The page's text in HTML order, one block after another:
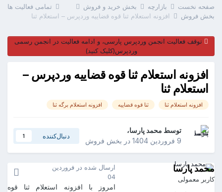
تمامی فعالیت ها صفحه نخست بازارچه
بخش خرید و فروش
بخش فروش
افزونه استعلام ثنا قوه قضاییه وردپرس – استعلام ثنا
توقف فعالیت انجمن وردپرس پارسی، و ادامه فعالیت در انجمن رسمی
وردپرس(کلیک کنید)
افزونه استعلام ثنا قوه قضاییه وردپرس –
استعلام ثنا
افزونه استعلام ثنا ثنا قوه قضاییه افزونه استعلام برگه ثنا
توسط محمد پارسا،
9 فروردین 1404
در بخش فروش
دنبال‌کننده 1
محمد پارسا
کاربر معمولی
ارسال شده در فروردین
04
امروز با افزونه استعلام ثنا قوه